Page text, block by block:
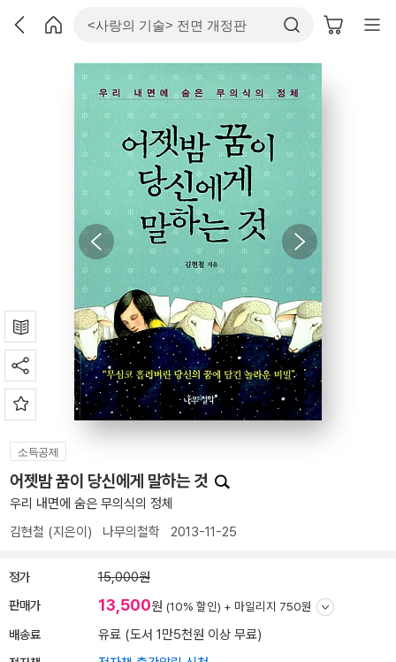
소득공제
어젯밤 꿈이 당신에게 말하는 것
우리 내면에 숨은 무의식의 정체
김현철 (지은이) 나무의철학 2013-11-25
정가 15,000원
판매가 13,500원 (10% 할인) + 마일리지 750원
배송료 유료 (도서 1만5천원 이상 무료)